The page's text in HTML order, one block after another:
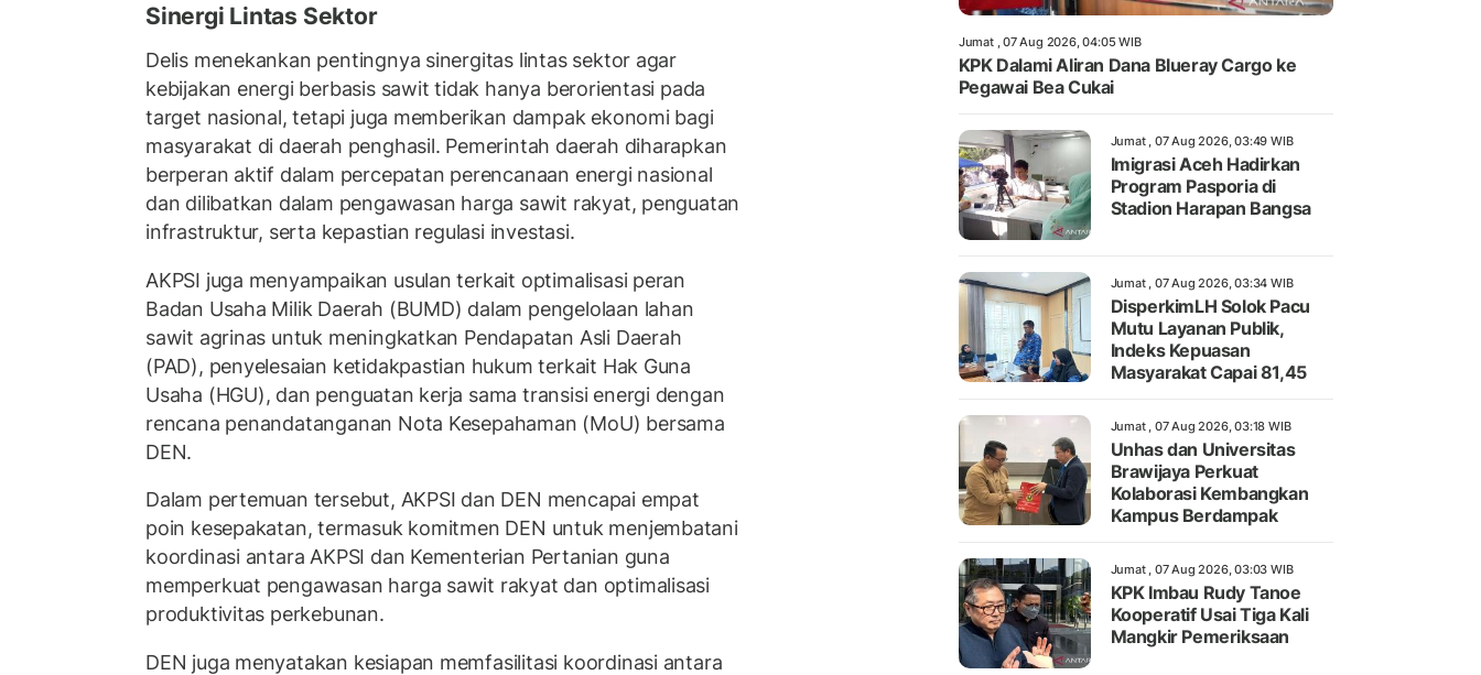
Sinergi Lintas Sektor
Delis menekankan pentingnya sinergitas lintas sektor agar
kebijakan energi berbasis sawit tidak hanya berorientasi pada
target nasional, tetapi juga memberikan dampak ekonomi bagi
masyarakat di daerah penghasil. Pemerintah daerah diharapkan
berperan aktif dalam percepatan perencanaan energi nasional
dan dilibatkan dalam pengawasan harga sawit rakyat, penguatan
infrastruktur, serta kepastian regulasi investasi.
AKPSI juga menyampaikan usulan terkait optimalisasi peran
Badan Usaha Milik Daerah (BUMD) dalam pengelolaan lahan
sawit agrinas untuk meningkatkan Pendapatan Asli Daerah
(PAD), penyelesaian ketidakpastian hukum terkait Hak Guna
Usaha (HGU), dan penguatan kerja sama transisi energi dengan
rencana penandatanganan Nota Kesepahaman (MoU) bersama
DEN.
Dalam pertemuan tersebut, AKPSI dan DEN mencapai empat
poin kesepakatan, termasuk komitmen DEN untuk menjembatani
koordinasi antara AKPSI dan Kementerian Pertanian guna
memperkuat pengawasan harga sawit rakyat dan optimalisasi
produktivitas perkebunan.
DEN juga menyatakan kesiapan memfasilitasi koordinasi antara
Jumat , 07 Aug 2026, 04:05 WIB
KPK Dalami Aliran Dana Blueray Cargo ke
Pegawai Bea Cukai
Jumat , 07 Aug 2026, 03:49 WIB
Imigrasi Aceh Hadirkan
Program Pasporia di
Stadion Harapan Bangsa
Jumat , 07 Aug 2026, 03:34 WIB
DisperkimLH Solok Pacu
Mutu Layanan Publik,
Indeks Kepuasan
Masyarakat Capai 81,45
Jumat , 07 Aug 2026, 03:18 WIB
Unhas dan Universitas
Brawijaya Perkuat
Kolaborasi Kembangkan
Kampus Berdampak
Jumat , 07 Aug 2026, 03:03 WIB
KPK Imbau Rudy Tanoe
Kooperatif Usai Tiga Kali
Mangkir Pemeriksaan